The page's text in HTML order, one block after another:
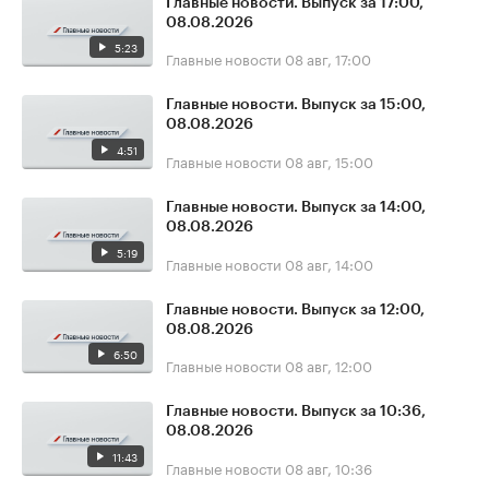
5:23
08.08.2026
Главные новости 08 авг, 17:00
4:51
Главные новости. Выпуск за 15:00,
08.08.2026
Главные новости 08 авг, 15:00
5:19
Главные новости. Выпуск за 14:00,
08.08.2026
Главные новости 08 авг, 14:00
6:50
Главные новости. Выпуск за 12:00,
08.08.2026
Главные новости 08 авг, 12:00
11:43
Главные новости. Выпуск за 10:36,
08.08.2026
Главные новости 08 авг, 10:36